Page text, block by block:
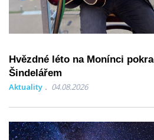
Hvězdné léto na Monínci
Šindelářem
Aktuality 04.08.2026